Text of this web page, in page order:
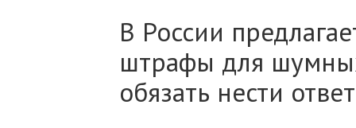
В России
штрафы для
обязать нести